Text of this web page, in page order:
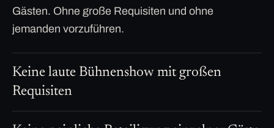
Gästen. Ohne große Requisiten und ohne
jemanden vorzuführen.
Keine laute Bühnenshow mit großen
Requisiten